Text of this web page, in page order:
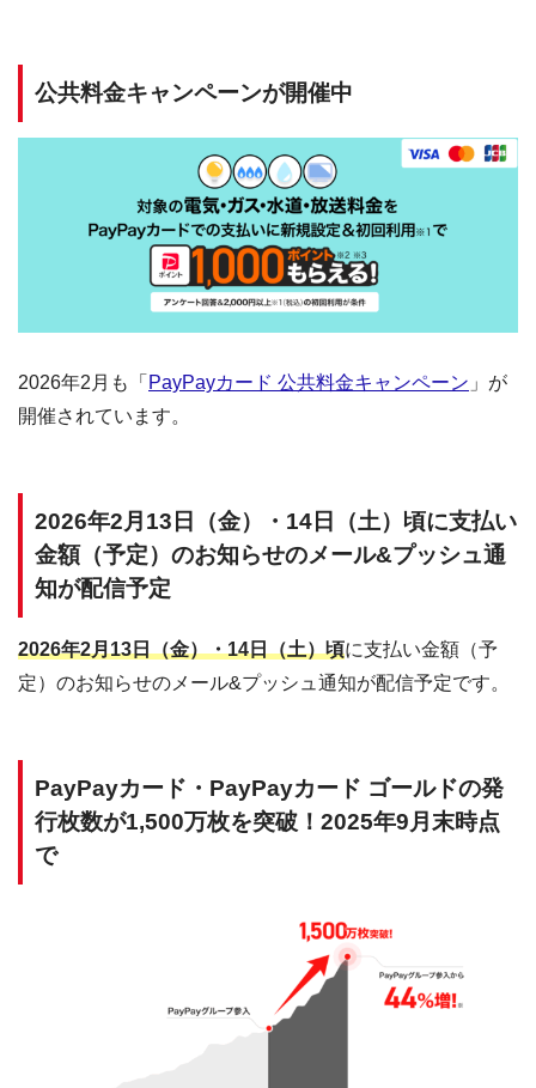
公共料金キャンペーンが開催中
2026年2月も「 PayPayカード 公共料金キャンペーン 」が
開催されています。
2026年2月13日（金）・14日（土）頃に支払い
金額（予定）のお知らせのメール&プッシュ通
知が配信予定
2026年2月13日（金）・14日（土）頃に支払い金額（予
定）のお知らせのメール&プッシュ通知が配信予定です。
PayPayカード・PayPayカード ゴールドの発
行枚数が1,500万枚を突破！2025年9月末時点
で